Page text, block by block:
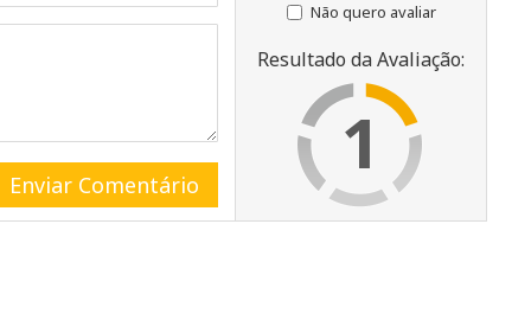
Não quero avaliar
Resultado da Avaliação:
1